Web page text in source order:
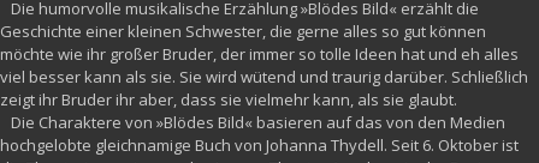
Die humorvolle musikalische Erzählung »Blödes Bild« erzählt die
Geschichte einer kleinen Schwester, die gerne alles so gut können
möchte wie ihr großer Bruder, der immer so tolle Ideen hat und eh alles
viel besser kann als sie. Sie wird wütend und traurig darüber. Schließlich
zeigt ihr Bruder ihr aber, dass sie vielmehr kann, als sie glaubt.
Die Charaktere von »Blödes Bild« basieren auf das von den Medien
hochgelobte gleichnamige Buch von Johanna Thydell. Seit 6. Oktober ist